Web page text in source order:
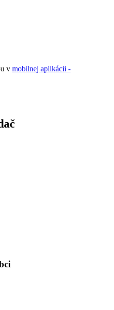
v mobilnej aplikácii -